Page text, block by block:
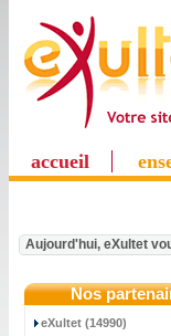
accueil
Aujourd'hui, eXultet
Nos
eXultet (14990)